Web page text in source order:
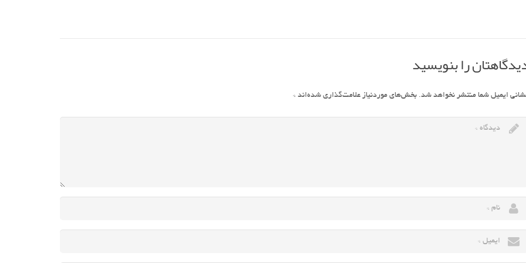
را بنویسید
ایمیل شما منتشر نخواهد شد. بخش‌های موردنیاز علامت‌گذاری شده‌اند *